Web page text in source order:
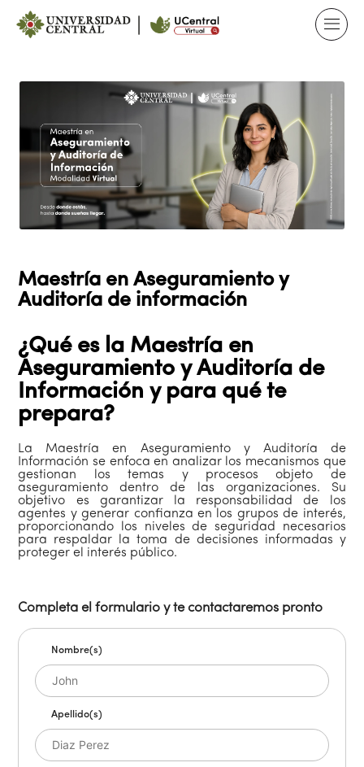
Maestría en Aseguramiento y
Auditoría de información
¿Qué es la Maestría en
Aseguramiento y Auditoría de
Información y para qué te
prepara?
La Maestría en Aseguramiento y Auditoría de
Información se enfoca en analizar los mecanismos que
gestionan los temas y procesos objeto de
aseguramiento dentro de las organizaciones. Su
objetivo es garantizar la responsabilidad de los
agentes y generar confianza en los grupos de interés,
proporcionando los niveles de seguridad necesarios
para respaldar la toma de decisiones informadas y
proteger el interés público.
Completa el formulario y te contactaremos pronto
Nombre(s)
Apellido(s)